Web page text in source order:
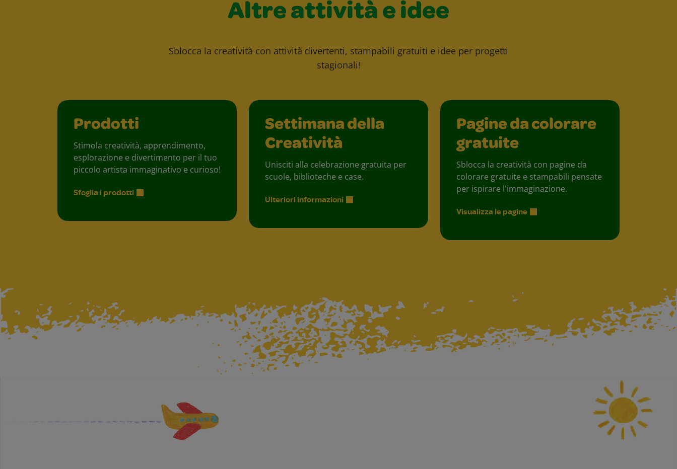
Altre attività e idee
Sblocca la creatività con attività divertenti, stampabili gratuiti e idee per progetti
stagionali!
Prodotti
Stimola creatività, apprendimento,
esplorazione e divertimento per il tuo
piccolo artista immaginativo e curioso!
Sfoglia i prodotti
Settimana della
Creatività
Unisciti alla celebrazione gratuita per
scuole, biblioteche e case.
Ulteriori informazioni
Pagine da colorare
gratuite
Sblocca la creatività con pagine da
colorare gratuite e stampabili pensate
per ispirare l'immaginazione.
Visualizza le pagine